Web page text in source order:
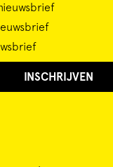
INSCHRIJVEN